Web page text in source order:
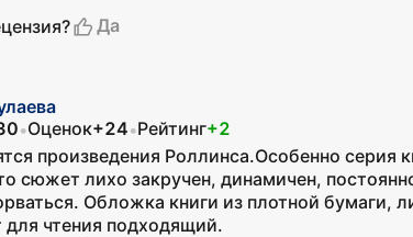
Да
•Оценок+24•Рейтинг+2
произведения Роллинса.Особенно серия
сюжет лихо закручен, динамичен,
Обложка книги из плотной бумаги,
чтения подходящий.